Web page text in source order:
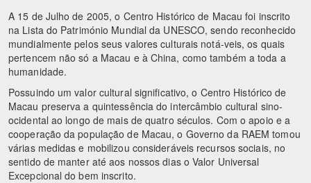
A 15 de Julho de 2005, o Centro Histórico de Macau foi inscrito
na Lista do Património Mundial da UNESCO, sendo reconhecido
mundialmente pelos seus valores culturais notá-veis, os quais
pertencem não só a Macau e à China, como também a toda a
humanidade.
Possuindo um valor cultural significativo, o Centro Histórico de
Macau preserva a quintessência do intercâmbio cultural sino-
ocidental ao longo de mais de quatro séculos. Com o apoio e a
cooperação da população de Macau, o Governo da RAEM tomou
várias medidas e mobilizou consideráveis recursos sociais, no
sentido de manter até aos nossos dias o Valor Universal
Excepcional do bem inscrito.